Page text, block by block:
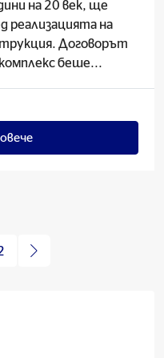
на 20 век, ще
реализацията на
Договорът
комплекс беше...